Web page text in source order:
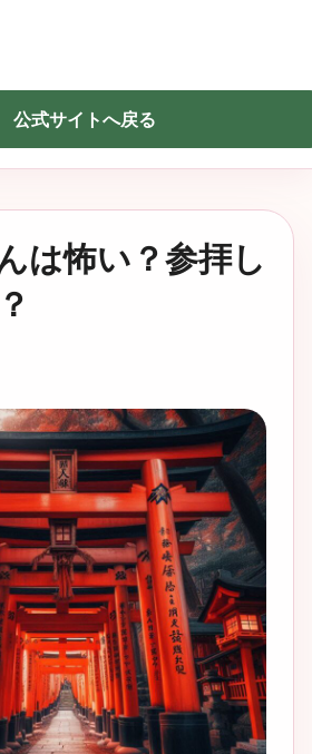
公式サイトへ戻る
は怖い？参拝し